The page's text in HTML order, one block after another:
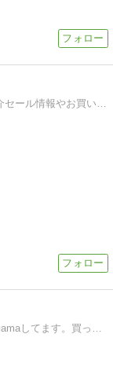
アパレル・生活雑貨など激安得情報をご紹介セール情報やお買い得品を毎日更新しています！
プチプラなmama服キッズ服を紹介２児のmamaしてます。買った物を着画などで紹介〜！